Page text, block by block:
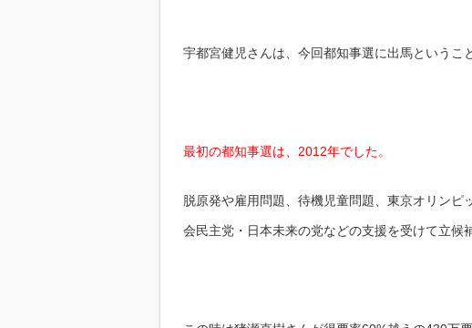
宇都宮健児さんは、今回都知事選に出馬というこ
最初の都知事選は、2012年でした。
脱原発や雇用問題、待機児童問題、東京オリン
会民主党・日本未来の党などの支援を受けて立候